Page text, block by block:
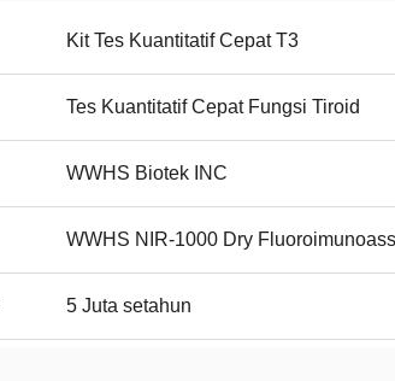
Kit Tes Kuantitatif Cepat T3
Tes Kuantitatif Cepat Fungsi Tiroid
WWHS Biotek INC
WWHS NIR-1000 Dry
5 Juta setahun